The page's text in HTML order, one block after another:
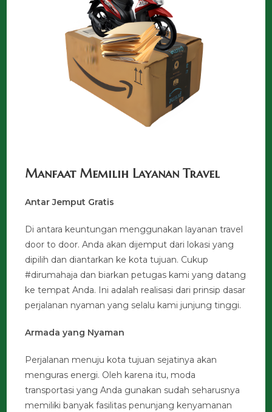
Manfaat Memilih Layanan Travel
Antar Jemput Gratis
Di antara keuntungan menggunakan layanan travel
door to door. Anda akan dijemput dari lokasi yang
dipilih dan diantarkan ke kota tujuan. Cukup
#dirumahaja dan biarkan petugas kami yang datang
ke tempat Anda. Ini adalah realisasi dari prinsip dasar
perjalanan nyaman yang selalu kami junjung tinggi.
Armada yang Nyaman
Perjalanan menuju kota tujuan sejatinya akan
menguras energi. Oleh karena itu, moda
transportasi yang Anda gunakan sudah seharusnya
memiliki banyak fasilitas penunjang kenyamanan